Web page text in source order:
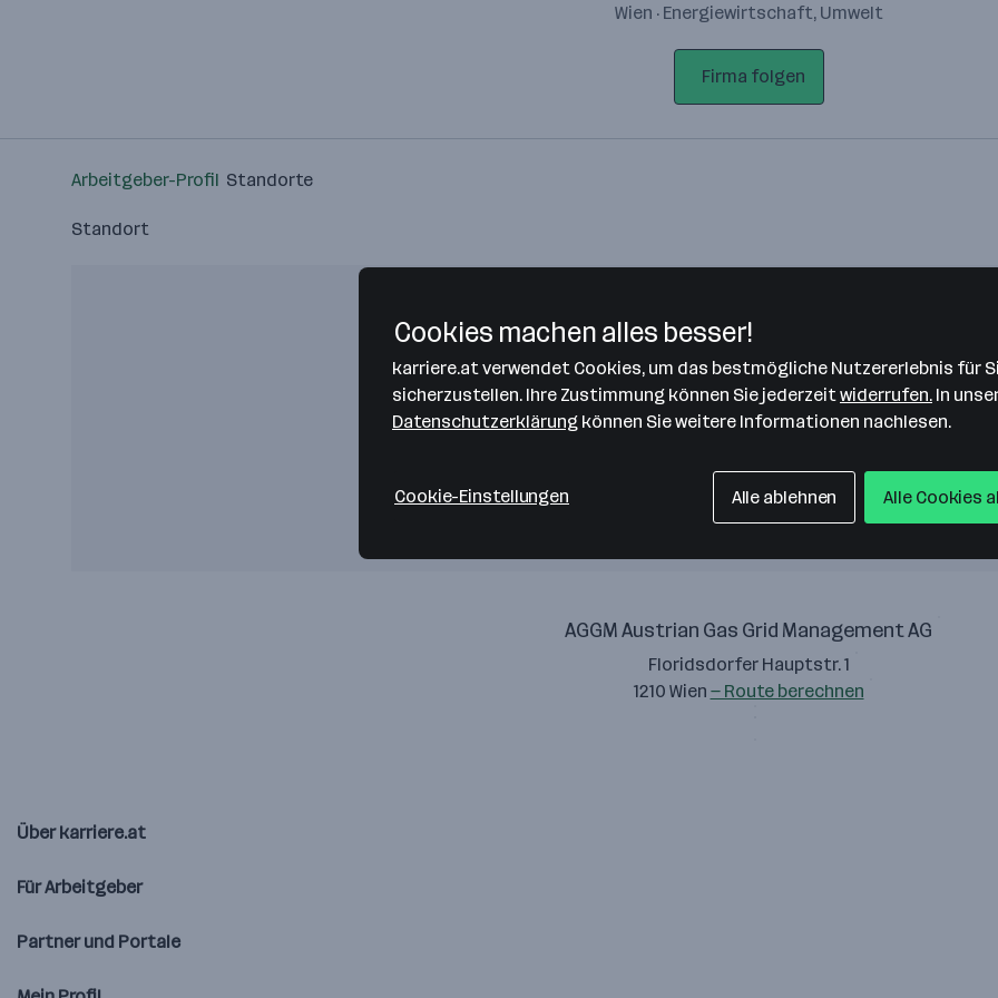
Wien · Energiewirtschaft, Umwelt
Firma folgen
Arbeitgeber-Profil Standorte
Standort
Bitte stimme unseren Cookie-
Richtlinien zu, um diese Karte
anzuzeigen.
Zustimmung geben
AGGM Austrian Gas Grid Management AG
Floridsdorfer Hauptstr. 1
1210 Wien — Route berechnen
Über karriere.at
Für Arbeitgeber
Partner und Portale
Cookies machen alles besser!
karriere.at verwendet Cookies, um das bestmögliche Nutzererlebnis für
sicherzustellen. Ihre Zustimmung können Sie jederzeit widerrufen. In
Datenschutzerklärung können Sie weitere Informationen nachlesen.
Cookie-Einstellungen Alle ablehnen Alle Cookies